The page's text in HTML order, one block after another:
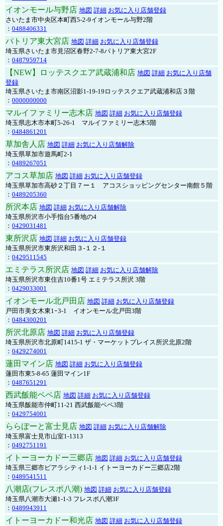
イオンモール与野店 地図 詳細 お気に入り店舗登録
さいたま市中央区本町西5-2-9イオンモール与野2階
： 0488406331
パトリア東大宮店 地図 詳細 お気に入り店舗登録
埼玉県さいたま市見沼区春野2-7-8パトリア東大宮2F
： 0487959714
【NEW】ロッテスクエア武蔵浦和店 地図 詳細 お気に入り店舗
登録
埼玉県さいたま市南区沼影1-19-19ロッテスクエア武蔵浦和店３階
： 0000000000
マルイファミリー志木店 地図 詳細 お気に入り店舗登録
埼玉県志木市本町5-26-1 マルイファミリー志木5階
： 0484861201
草加舎人店 地図 詳細 お気に入り店舗解除
埼玉県草加市遊馬町2-1
： 0489267051
アコス草加店 地図 詳細 お気に入り店舗登録
埼玉県草加市高砂２丁目７ー１ アコスショッピングセンター南館５階
： 0489205360
所沢本店 地図 詳細 お気に入り店舗解除
埼玉県所沢市小手指台5番地の4
： 0429031481
東所沢店 地図 詳細 お気に入り店舗登録
埼玉県所沢市東所沢和田３-１２-１
： 0429511545
エミテラス所沢店 地図 詳細 お気に入り店舗解除
埼玉県所沢市東住吉10番1号 エミテラス所沢 3階
： 0429033001
イオンモール北戸田店 地図 詳細 お気に入り店舗登録
戸田市美女木東1ｰ3‐1 イオンモール北戸田3階
： 0484300201
所沢北原店 地図 詳細 お気に入り店舗登録
埼玉県所沢市北原町1415-1 ザ・マーケットプレイス所沢北原2階
： 0429274001
蓮田マイン店 地図 詳細 お気に入り店舗登録
蓮田市東5-8-65 蓮田マイン1F
： 0487651291
西武飯能ペペ店 地図 詳細 お気に入り店舗登録
埼玉県飯能市仲町11-21 西武飯能ペペ3階
： 0429754001
ららぽーと富士見店 地図 詳細 お気に入り店舗解除
埼玉県富士見市山室1-1313
： 0492751191
イトーヨーカドー三郷店 地図 詳細 お気に入り店舗登録
埼玉県三郷市ピアラシティ1-1-1 イトーヨーカドー三郷店2階
： 0489541511
八潮店(フレスポ八潮) 地図 詳細 お気に入り店舗登録
埼玉県八潮市大瀬1-1-3 フレスポ八潮3F
： 0489943911
イトーヨーカドー和光店 地図 詳細 お気に入り店舗登録